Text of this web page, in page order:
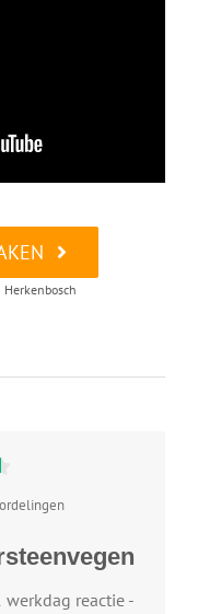
werkdag reactie -